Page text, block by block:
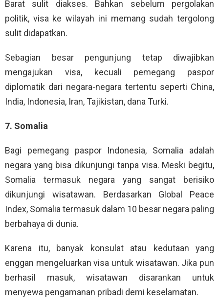
Barat sulit diakses. Bahkan sebelum pergolakan
politik, visa ke wilayah ini memang sudah tergolong
sulit didapatkan.
Sebagian besar pengunjung tetap diwajibkan
mengajukan visa, kecuali pemegang paspor
diplomatik dari negara-negara tertentu seperti China,
India, Indonesia, Iran, Tajikistan, dana Turki.
7. Somalia
Bagi pemegang paspor Indonesia, Somalia adalah
negara yang bisa dikunjungi tanpa visa. Meski begitu,
Somalia termasuk negara yang sangat berisiko
dikunjungi wisatawan. Berdasarkan Global Peace
Index, Somalia termasuk dalam 10 besar negara paling
berbahaya di dunia.
Karena itu, banyak konsulat atau kedutaan yang
enggan mengeluarkan visa untuk wisatawan. Jika pun
berhasil masuk, wisatawan disarankan untuk
menyewa pengamanan pribadi demi keselamatan.